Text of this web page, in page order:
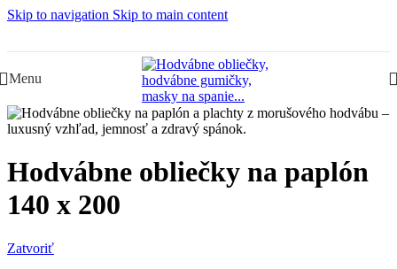
Skip to navigation Skip to main content
Menu
Hodvábne obliečky na paplón
140 x 200
Zatvoriť